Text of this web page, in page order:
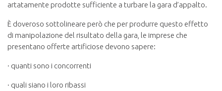
artatamente prodotte sufficiente a turbare la gara d’appalto.
È doveroso sottolineare però che per produrre questo effetto
di manipolazione del risultato della gara, le imprese che
presentano offerte artificiose devono sapere:
· quanti sono i concorrenti
· quali siano i loro ribassi